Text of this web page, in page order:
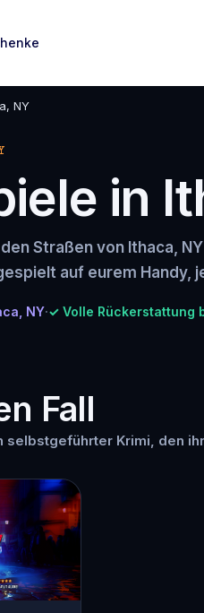
NY
in
Straßen von Ithaca,
auf eurem Handy,
NY·✓ Volle Rückerstattung
Fall
Krimi, den